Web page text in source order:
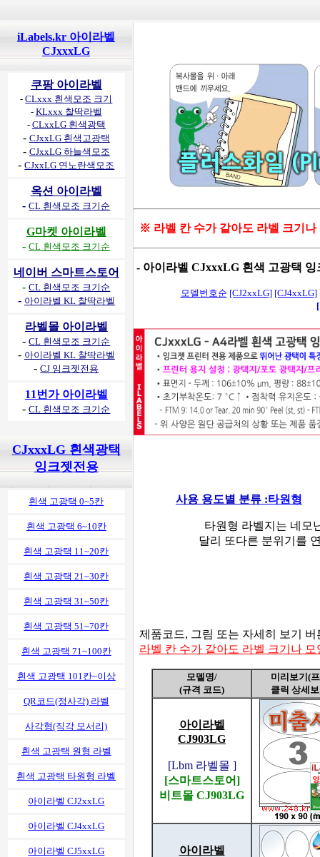
iLabels.kr 아이라벨
CJxxxLG
쿠팡 아이라벨
-CLxxx 흰색모조 크기
- KLxxx 찰딱라벨
- CLxxLG 흰색광택
- CJxxLG 흰색고광택
- CJxxLG 하늘색모조
-CJxxLG 연노란색모조
옥션 아이라벨
-CL 흰색모조 크기순
G마켓 아이라벨
-CL 흰색모조 크기순
네이버 스마트스토어
-CL 흰색모조 크기순
- 아이라벨 KL 찰딱라벨
라벨몰 아이라벨
-CL 흰색모조 크기순
- 아이라벨 KL 찰딱라벨
-CJ 잉크젯전용
11번가 아이라벨
-CL 흰색모조 크기순
CJxxxLG 흰색광택
잉크젯전용
흰색 고광택 0~5칸
흰색 고광택 6~10칸
흰색 고광택 11~20칸
흰색 고광택 21~30칸
흰색 고광택 31~50칸
흰색 고광택 51~70칸
흰색 고광택 71~100칸
흰색 고광택 101칸~이상
QR코드(정사각) 라벨
사각형(직각 모서리)
흰색 고광택 원형 라벨
흰색 고광택 타원형 라벨
아이라벨 CJ2xxLG
아이라벨 CJ4xxLG
아이라벨 CJ5xxLG
※ 라벨 칸 수가 같아도 라벨 크기나
- 아이라벨 CJxxxLG 흰색 고광택
모델번호순 [CJ2xxLG] [CJ4xxLG]
사용 용도별 분류 :타원형
타원형 라벨지는 네모
달리 또다른 분위기를
제품코드, 그림 또는 자세히 보기
라벨 칸 수가 같아도 라벨 크기나
모델명/
(규격 코드)
미리보기(
클릭 상세
아이라벨
CJ903LG
[Lbm 라벨몰 ]
[스마트스토어]
비트몰 CJ903LG
아이라벨